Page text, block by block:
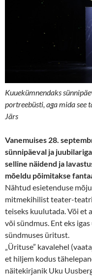
Kuuekümnendaks
portreebüsti, aga mida see
Järs
Vanemuises 28.
sünnipäeval ja
selline näidend ja
mõeldu põimitakse
Nähtud esietenduse
mitmekihilist teater-
teiseks kuulutada. Või et
või sündmus. Ent eks
sündmuses üritust.
„Ürituse” kavalehel
et hiljem kodus
näitekirjanik Uku